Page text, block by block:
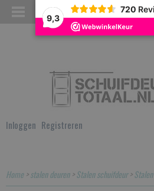
9,3
720
Inloggen Registreren
Home>stalen deuren>Stalen schuifdeur>